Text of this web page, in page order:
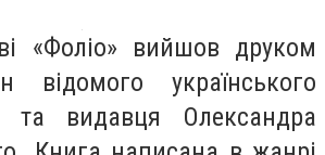
«Фоліо» вийшов друком
відомого українського
та видавця Олександра